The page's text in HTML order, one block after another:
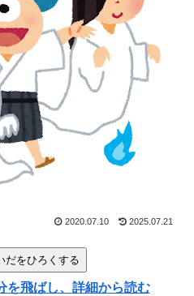
2020.07.10 2025.07.21
だをひろくする
を飛ばし、詳細から読む